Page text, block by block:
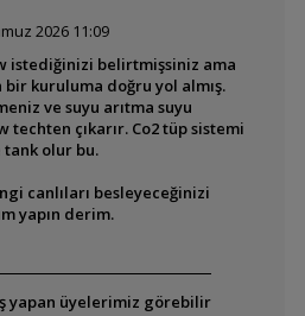
2026 11:09
istediğinizi belirtmişsiniz ama
kuruluma doğru yol almış.
ve suyu arıtma suyu
techten çıkarır. Co2 tüp sistemi
olur bu.
canlıları besleyeceğinizi
yapın derim.
yapan üyelerimiz görebilir